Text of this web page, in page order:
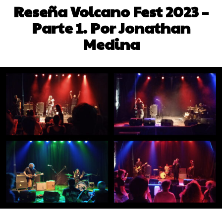
Reseña Volcano Fest 2023 –
Parte 1. Por Jonathan
Medina